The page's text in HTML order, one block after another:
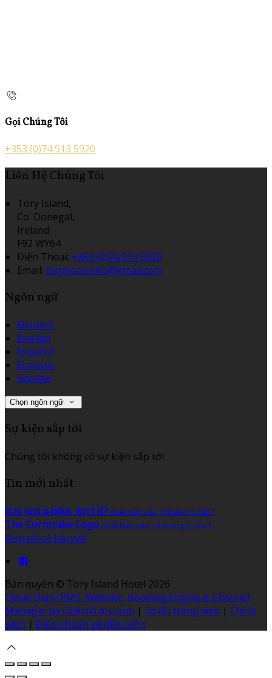
Gọi Chúng Tôi
+353 (0)74 913 5920
Liên Hệ Chúng Tôi
Tory Island,
Co. Donegal,
Ireland
F92 WY64
Điện Thoại: +353 (0)74 913 5920
Email: toryhotel.info@gmail.com
Ngôn ngữ
Deutsch
English
Español
Français
Gaeilge
Chọn ngôn ngữ
Sự kiện sắp tới
Chúng tôi không có sự kiện sắp tới.
Tin mới nhất
It is just a bike, isn't it? Xuất bản vào 1 tháng 3 2021
The Corncrake Logo Xuất bản vào 18 tháng 2 2021
Xem tất cả bài viết
Bản quyền © Tory Island Hotel 2026
Cloud Diary PMS, Website, Booking Engine & Channel
Manager by GuestDiary.com | Sơ đồ trang web | Chính
sách | Điều khoản và điều kiện